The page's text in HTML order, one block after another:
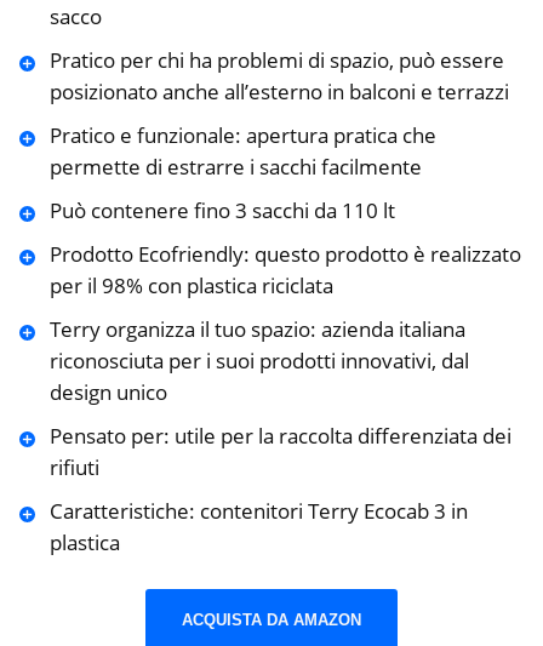
sacco
Pratico per chi ha problemi di spazio, può essere
posizionato anche all’esterno in balconi e terrazzi
Pratico e funzionale: apertura pratica che
permette di estrarre i sacchi facilmente
Può contenere fino 3 sacchi da 110 lt
Prodotto Ecofriendly: questo prodotto è realizzato
per il 98% con plastica riciclata
Terry organizza il tuo spazio: azienda italiana
riconosciuta per i suoi prodotti innovativi, dal
design unico
Pensato per: utile per la raccolta differenziata dei
rifiuti
Caratteristiche: contenitori Terry Ecocab 3 in
plastica
ACQUISTA DA AMAZON